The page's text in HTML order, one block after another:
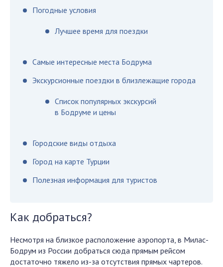
Погодные условия
Лучшее время для поездки
Самые интересные места Бодрума
Экскурсионные поездки в близлежащие города
Список популярных экскурсий
в Бодруме и цены
Городские виды отдыха
Город на карте Турции
Полезная информация для туристов
Как добраться?
Несмотря на близкое расположение аэропорта, в Милас-
Бодрум из России добраться сюда прямым рейсом
достаточно тяжело из-за отсутствия прямых чартеров.